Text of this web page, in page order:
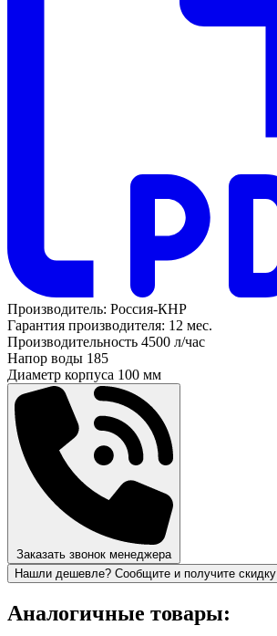
Производитель: Россия-КНР
Гарантия производителя: 12 мес.
Производительность 4500 л/час
Напор воды 185
Диаметр корпуса 100 мм
Заказать звонок менеджера
Нашли дешевле? Сообщите и получите скидку
Аналогичные товары: